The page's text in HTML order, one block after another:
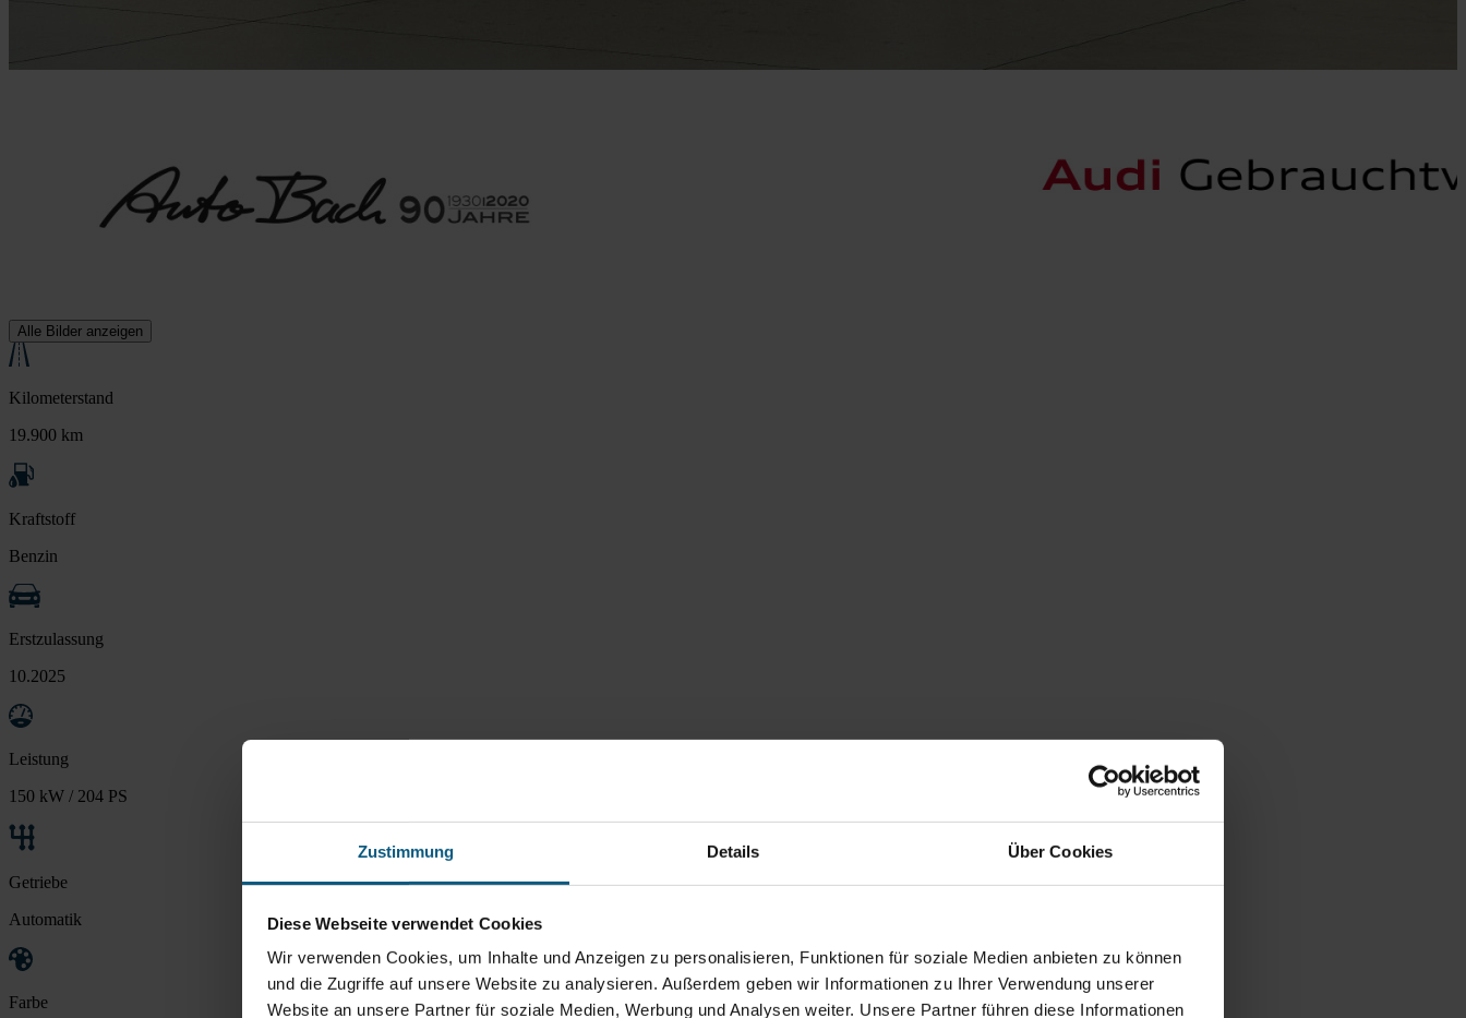
Zustimmung Details Über Cookies
Diese Webseite verwendet Cookies
Wir verwenden Cookies, um Inhalte und Anzeigen zu personalisieren, Funktionen für soziale Medien anbieten zu können
und die Zugriffe auf unsere Website zu analysieren. Außerdem geben wir Informationen zu Ihrer Verwendung unserer
Website an unsere Partner für soziale Medien, Werbung und Analysen weiter. Unsere Partner führen diese Informationen
Alle Bilder anzeigen
Kilometerstand
19.900 km
Kraftstoff
Benzin
Erstzulassung
10.2025
Leistung
150 kW / 204 PS
Getriebe
Automatik
Farbe